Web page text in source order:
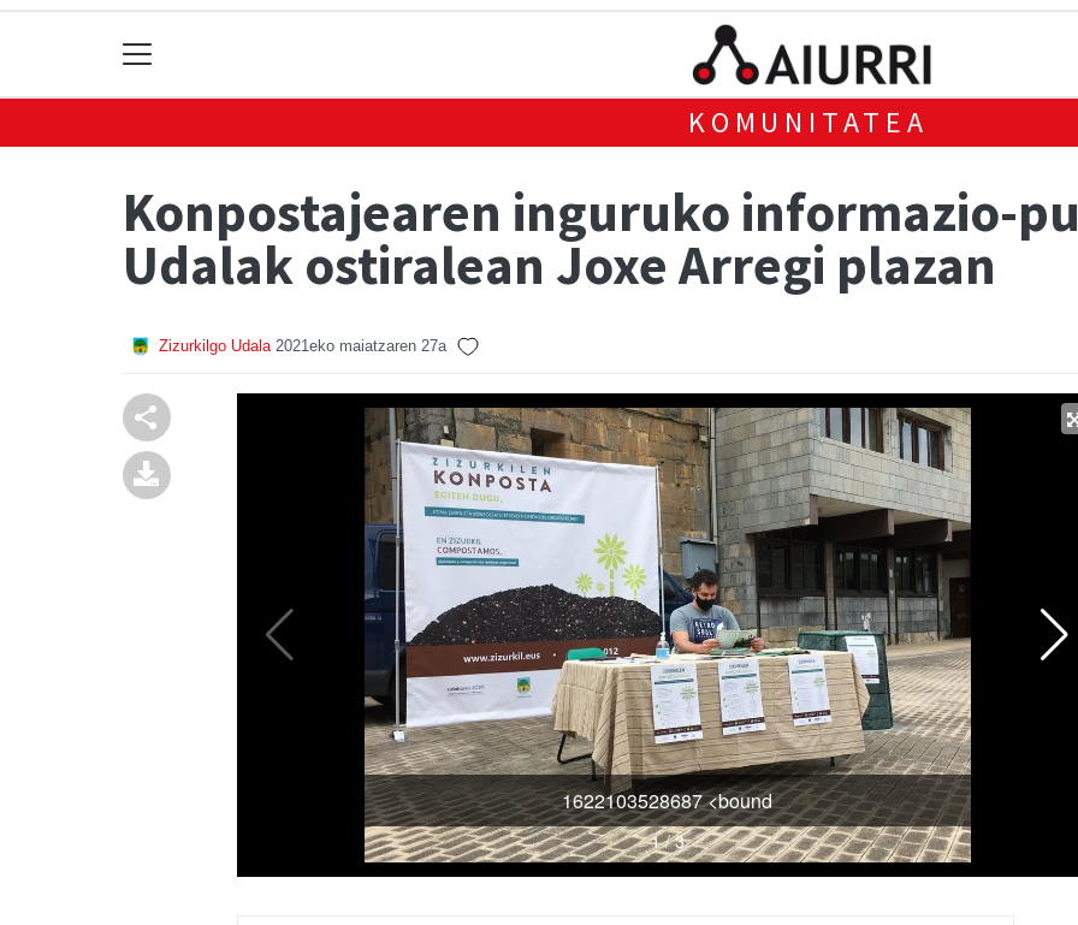
KOMUNITATEA
Konpostajearen inguruko informazio-
Udalak ostiralean Joxe Arregi plazan
Zizurkilgo Udala 2021eko maiatzaren 27a